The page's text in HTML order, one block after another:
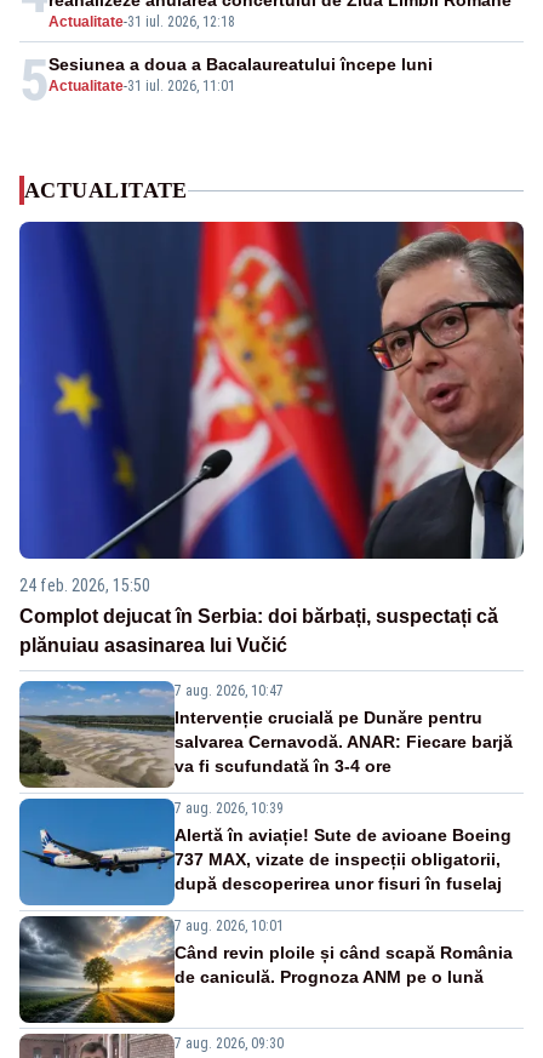
Actualitate-31 iul. 2026, 12:18
5Actualitate-31 iul. 2026, 11:01
Sesiunea a doua a Bacalaureatului începe luni
ACTUALITATE
24 feb. 2026, 15:50
Complot dejucat în Serbia: doi bărbați, suspectați că
plănuiau asasinarea lui Vučić
7 aug. 2026, 10:47
Intervenție crucială pe Dunăre pentru
salvarea Cernavodă. ANAR: Fiecare barjă
va fi scufundată în 3-4 ore
7 aug. 2026, 10:39
Alertă în aviație! Sute de avioane Boeing
737 MAX, vizate de inspecții obligatorii,
după descoperirea unor fisuri în fuselaj
7 aug. 2026, 10:01
Când revin ploile și când scapă România
de caniculă. Prognoza ANM pe o lună
7 aug. 2026, 09:30